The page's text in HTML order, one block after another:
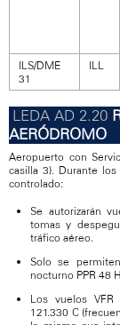
ILS/DME
31
ILL
AERÓDROMO
Aeropuerto con
casilla 3). Durante
controlado:
Se autorizarán
tomas y
tráfico aéreo.
Solo se
nocturno PPR 48
Los vuelos VFR
121.330 C